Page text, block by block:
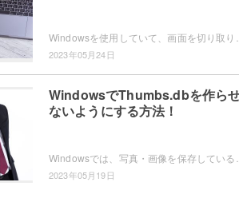
2023年05月24日
WindowsでThumbs.dbを作ら
ないようにする方法！
2023年05月19日